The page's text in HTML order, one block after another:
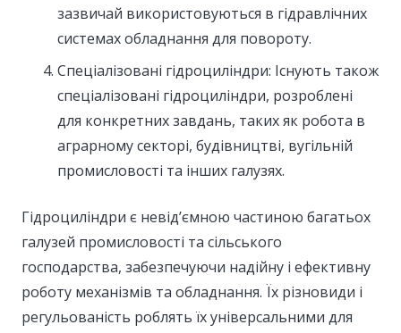
зазвичай використовуються в гідравлічних
системах обладнання для повороту.
Спеціалізовані гідроциліндри: Існують також
спеціалізовані гідроциліндри, розроблені
для конкретних завдань, таких як робота в
аграрному секторі, будівництві, вугільній
промисловості та інших галузях.
Гідроциліндри є невід’ємною частиною багатьох
галузей промисловості та сільського
господарства, забезпечуючи надійну і ефективну
роботу механізмів та обладнання. Їх різновиди і
регульованість роблять їх універсальними для